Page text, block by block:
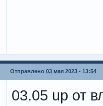
Отправлено 03 мая 2023 - 13:54
03.05 up от